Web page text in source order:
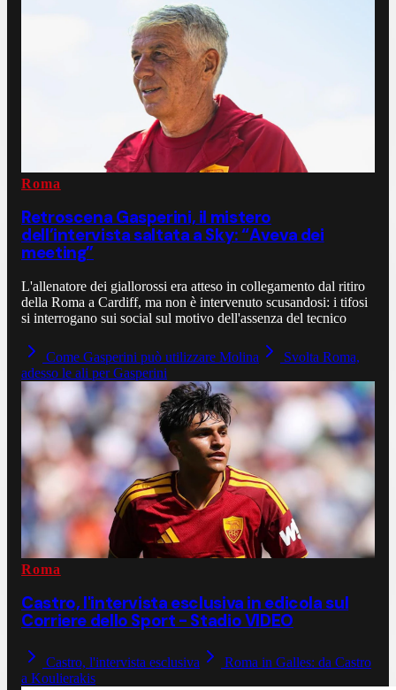
Roma
Retroscena Gasperini, il mistero
dell’intervista saltata a Sky: “Aveva dei
meeting”
L'allenatore dei giallorossi era atteso in collegamento dal ritiro
della Roma a Cardiff, ma non è intervenuto scusandosi: i tifosi
si interrogano sui social sul motivo dell'assenza del tecnico
Come Gasperini può utilizzare Molina
Svolta Roma,
adesso le ali per Gasperini
Roma
Castro, l'intervista esclusiva in edicola sul
Corriere dello Sport - Stadio VIDEO
Castro, l'intervista esclusiva
Roma in Galles: da Castro
a Koulierakis